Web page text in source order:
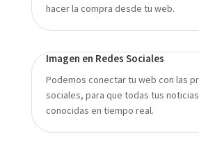
hacer la compra desde tu web.
Imagen en Redes Sociales
Podemos conectar tu web con las
sociales, para que todas tus
conocidas en tiempo real.